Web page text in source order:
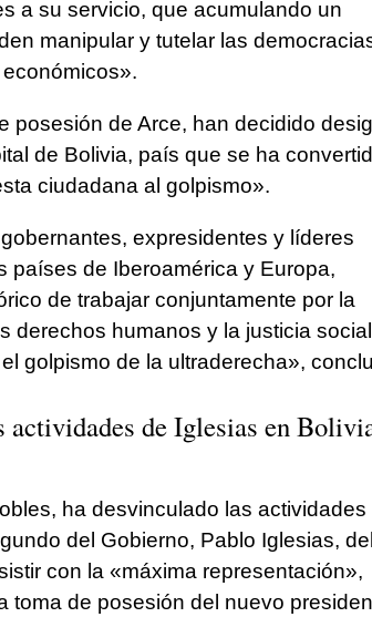
a su servicio, que acumulando un
manipular y tutelar las
posesión de Arce, han decidido
de Bolivia, país que se ha
ciudadana al golpismo».
expresidentes y líderes
países de Iberoamérica y Europa,
de trabajar conjuntamente por la
derechos humanos y la justicia social
golpismo de la ultraderecha»,
actividades de Iglesias en
ha desvinculado las actividades
del Gobierno, Pablo Iglesias, del
con la «máxima representación»,
toma de posesión del nuevo